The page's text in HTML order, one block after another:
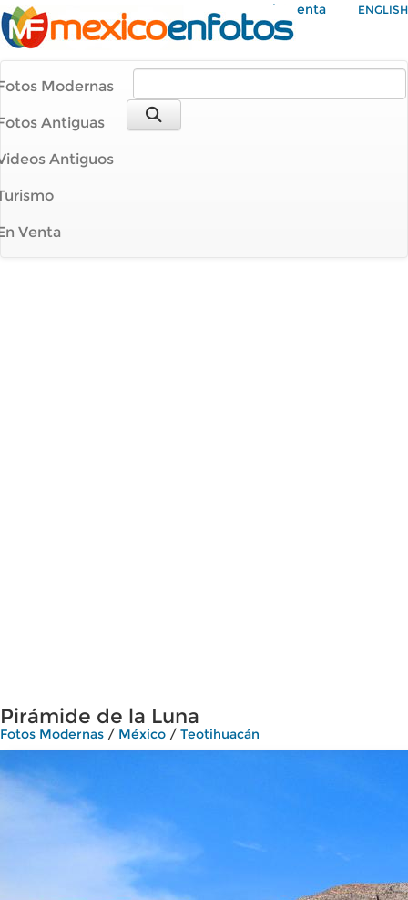
Mi Cuenta ENGLISH
Modernas
Antiguas
Antiguos
Venta
Pirámide de la Luna
Fotos Modernas / México / Teotihuacán